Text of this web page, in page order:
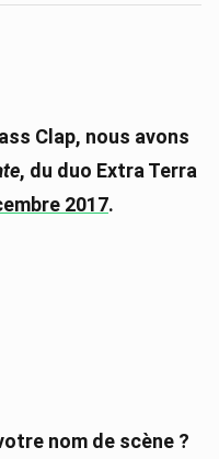
Clap, nous avons
, du duo Extra Terra
2017.
nom de scène ?